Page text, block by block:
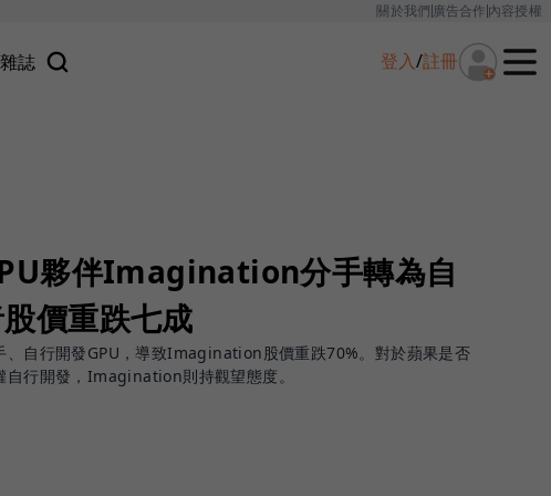
關於我們廣告合作內容授權
雜誌 登入/註冊
夥伴Imagination分手轉為自
價重跌七成
自行開發GPU，導致Imagination股價重跌70%。對於蘋果是否
自行開發，Imagination則持觀望態度。